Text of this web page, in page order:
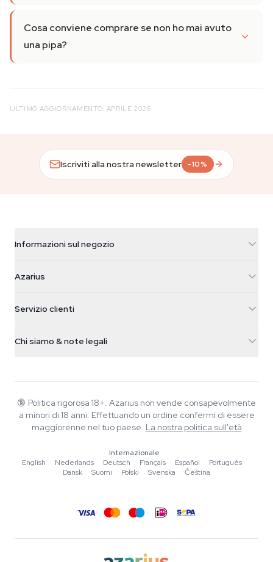
Cosa conviene comprare se non ho mai avuto
una pipa?
ULTIMO AGGIORNAMENTO: APRILE 2026
Iscriviti alla nostra newsletter -10%
Informazioni sul negozio
Galvaniweg 11
Nederland
+31(0)204897914
Azarius
Smokeshop
Servizio clienti
FAQ
Informativa sulla privacy
Chi siamo & note legali
Wiki
Blog
Musica
Linee guida editoriali
Strumenti e Calcolatori
🔞 Politica rigorosa 18+. Azarius non vende consapevolmente
a minori di 18 anni. Effettuando un ordine confermi di essere
maggiorenne nel tuo paese. La nostra politica sull'età
Internazionale
English
·Nederlands ·Deutsch ·Français ·Español ·Português
·
Dansk
·Suomi ·Polski ·Svenska ·Čeština